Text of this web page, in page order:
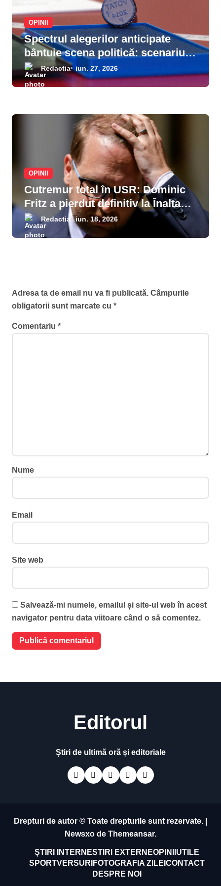
OPINII
Spectrul alegerilor anticipate
bântuie scena politică: scenariul
deblocării crizei prin dizolvarea
Parlamentului prinde contur după
Redactia iun. 27, 2026
OPINII
Cutremur total în USR: Dominic
Fritz a pierdut definitiv la Înalta
Curte procesul cu ANI, este
declarat incompatibil și își pierde
Redactia iun. 18, 2026
Adresa ta de email nu va fi publicată. Câmpurile
obligatorii sunt marcate cu *
Comentariu *
Nume
Email
Site web
Salvează-mi numele, emailul și site-ul web în acest
navigator pentru data viitoare când o să comentez.
Editorul
Știri de ultimă oră și editoriale
Drepturi de autor © Toate drepturile sunt rezervate.
Newsxo de Themeansar.
ȘTIRI INTERNESTIRI EXTERNEOPINII UTILE
SPORTVERSURI FOTOGRAFIA ZILEI CONTACT
DESPRE NOI